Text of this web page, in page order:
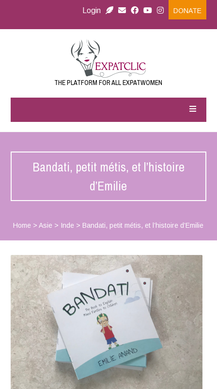
Login DONATE
THE PLATFORM FOR ALL EXPATWOMEN
Bandati, petit métis, et l’histoire
d’Emilie
Home >Asie > Inde >Bandati, petit métis, et l’histoire d’Emilie